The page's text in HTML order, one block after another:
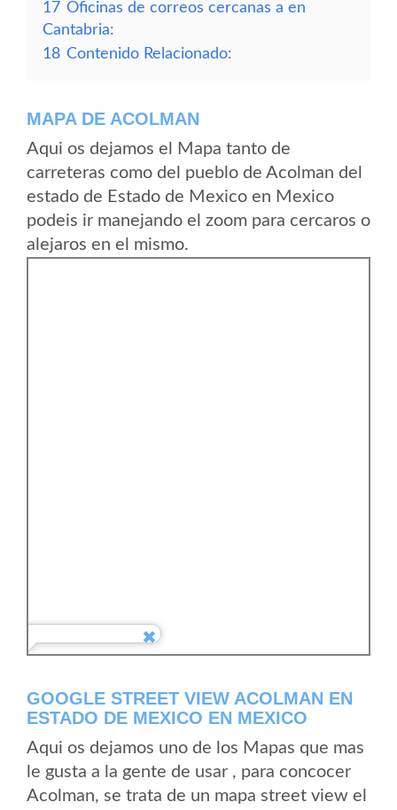
17 Oficinas de correos cercanas a en
Cantabria:
18 Contenido Relacionado:
MAPA DE ACOLMAN
Aqui os dejamos el Mapa tanto de
carreteras como del pueblo de Acolman del
estado de Estado de Mexico en Mexico
podeis ir manejando el zoom para cercaros o
alejaros en el mismo.
GOOGLE STREET VIEW ACOLMAN EN
ESTADO DE MEXICO EN MEXICO
Aqui os dejamos uno de los Mapas que mas
le gusta a la gente de usar , para concocer
Acolman, se trata de un mapa street view el